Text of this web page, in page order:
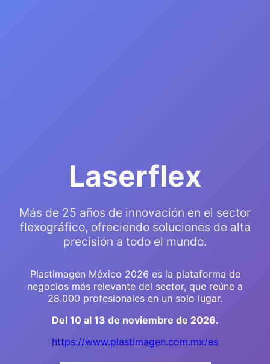
Laserflex
Más de 25 años de innovación en el sector
flexográfico, ofreciendo soluciones de alta
precisión a todo el mundo.
Plastimagen México 2026 es la plataforma de
negocios más relevante del sector, que reúne a
28.000 profesionales en un solo lugar.
Del 10 al 13 de noviembre de 2026.
https://www.plastimagen.com.mx/es